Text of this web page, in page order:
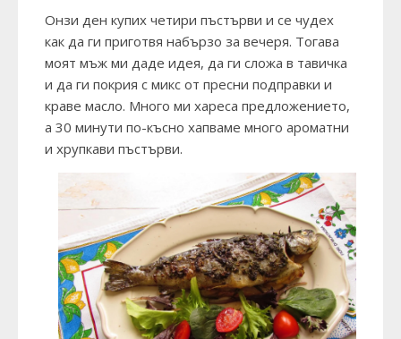
Онзи ден купих четири пъстърви и се чудех
как да ги приготвя набързо за вечеря. Тогава
моят мъж ми даде идея, да ги сложа в тавичка
и да ги покрия с микс от пресни подправки и
краве масло. Много ми хареса предложението,
а 30 минути по-късно хапваме много ароматни
и хрупкави пъстърви.